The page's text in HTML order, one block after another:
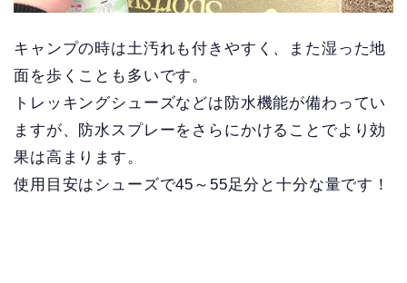
キャンプの時は土汚れも付きやすく、また湿った地
面を歩くことも多いです。
トレッキングシューズなどは防水機能が備わってい
ますが、防水スプレーをさらにかけることでより効
果は高まります。
使用目安はシューズで45～55足分と十分な量です！